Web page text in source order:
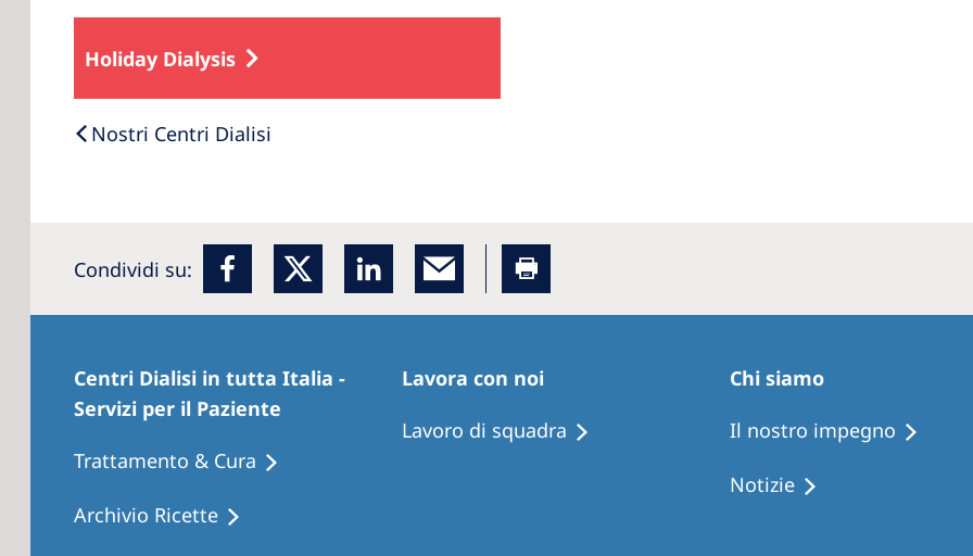
Holiday Dialysis
Nostri Centri Dialisi
Condividi su:
Centri Dialisi in tutta Italia -
Servizi per il Paziente
Trattamento & Cura
Archivio Ricette
Lavora con noi
Lavoro di squadra
Chi siamo
Il nostro impegno
Notizie